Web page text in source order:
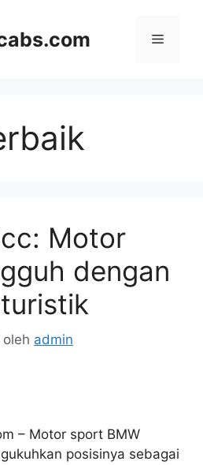
Menu
Motor
dengan
oleh admin
– Motor sport BMW
posisinya sebagai